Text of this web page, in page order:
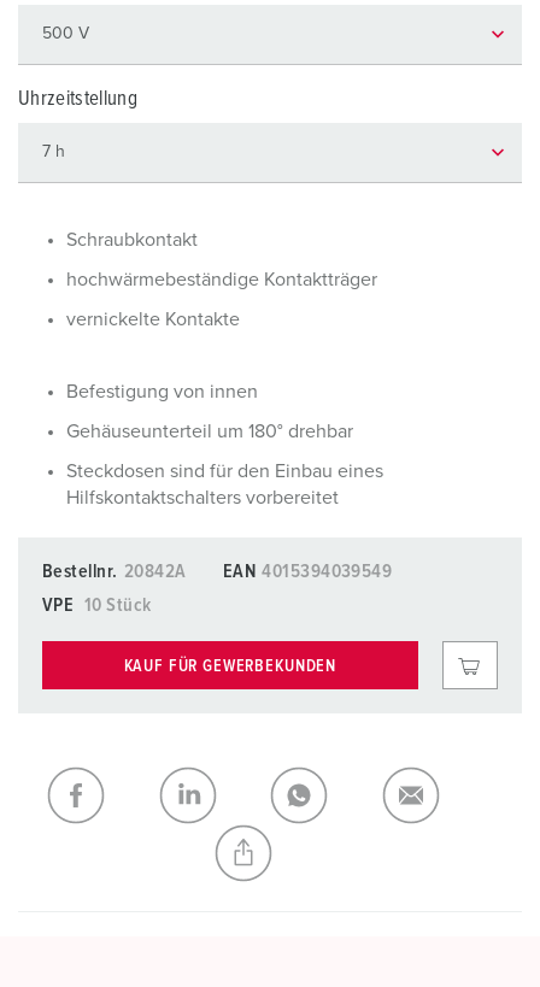
Uhrzeitstellung
Schraubkontakt
hochwärmebeständige Kontaktträger
vernickelte Kontakte
Befestigung von innen
Gehäuseunterteil um 180° drehbar
Steckdosen sind für den Einbau eines
Hilfskontaktschalters vorbereitet
Bestellnr. 20842A EAN 4015394039549
VPE
10 Stück
KAUF FÜR GEWERBEKUNDEN